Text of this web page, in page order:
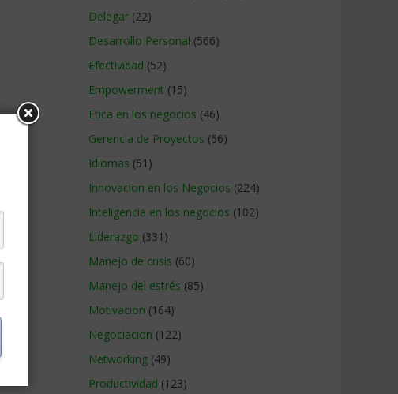
Delegar (22)
Desarrollo Personal (566)
Efectividad (52)
Empowerment (15)
Etica en los negocios (46)
Gerencia de Proyectos (66)
Idiomas (51)
Innovacion en los Negocios (224)
Inteligencia en los negocios (102)
Liderazgo (331)
Manejo de crisis (60)
Manejo del estrés (85)
Motivacion (164)
Negociacion (122)
Networking (49)
Productividad (123)